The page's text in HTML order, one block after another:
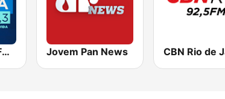
Rádio Cultura FM 103.3 Jovem Pan News